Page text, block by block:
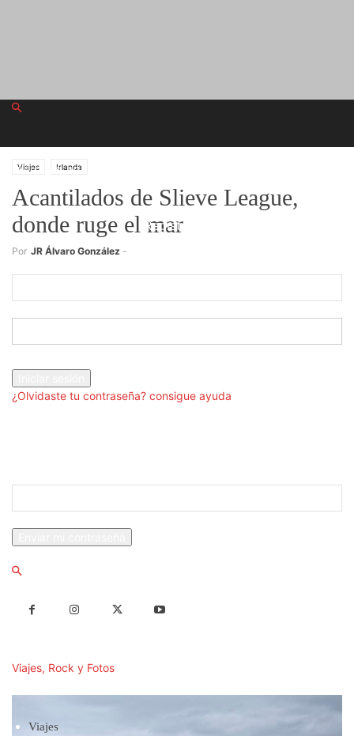
miércoles, agosto 5, 2026
Registrarse
¿Olvidaste tu contraseña? consigue ayuda
Viajes, Rock y Fotos
Viajes
Viajes Irlanda
Acantilados de Slieve League,
donde ruge el mar
Por JR Álvaro González -